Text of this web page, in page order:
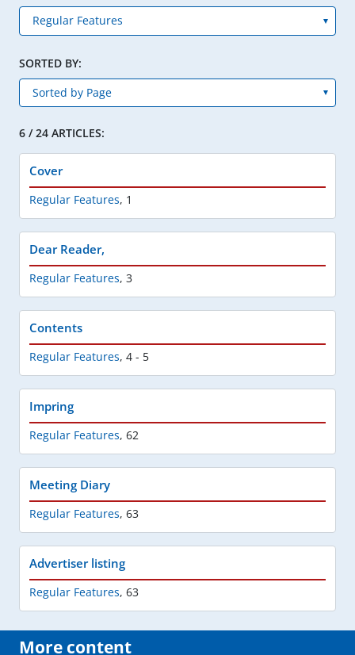
SORTED BY:
6 / 24 ARTICLES:
Cover
Regular Features, 1
Dear Reader,
Regular Features, 3
Contents
Regular Features, 4 - 5
Impring
Regular Features, 62
Meeting Diary
Regular Features, 63
Advertiser listing
Regular Features, 63
More content